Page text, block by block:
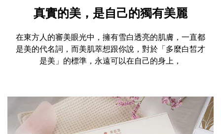
真實的美，是自己的獨有美麗
在東方人的審美眼光中，擁有雪白透亮的肌膚，一直都
是美的代名詞，而美肌萃想跟你說，對於「多麼白皙才
是美」的標準，永遠可以在自己的身上，